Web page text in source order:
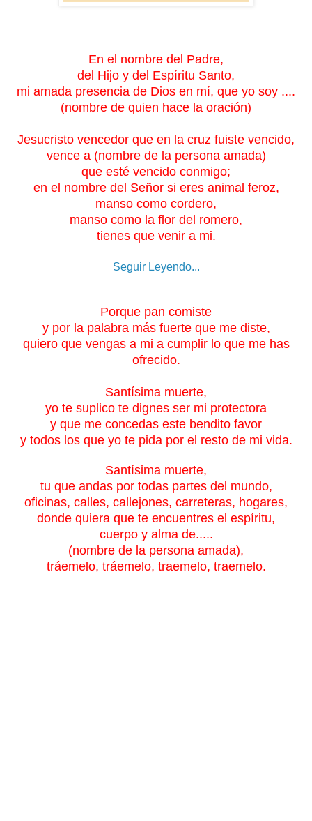
En el nombre del Padre,
del Hijo y del Espíritu Santo,
mi amada presencia de Dios en mí, que yo soy ....
(nombre de quien hace la oración)
Jesucristo vencedor que en la cruz fuiste vencido,
vence a (nombre de la persona amada)
que esté vencido conmigo;
en el nombre del Señor si eres animal feroz,
manso como cordero,
manso como la flor del romero,
tienes que venir a mi.
Seguir Leyendo...
Porque pan comiste
y por la palabra más fuerte que me diste,
quiero que vengas a mi a cumplir lo que me has
ofrecido.
Santísima muerte,
yo te suplico te dignes ser mi protectora
y que me concedas este bendito favor
y todos los que yo te pida por el resto de mi vida.
Santísima muerte,
tu que andas por todas partes del mundo,
oficinas, calles, callejones, carreteras, hogares,
donde quiera que te encuentres el espíritu,
cuerpo y alma de.....
(nombre de la persona amada),
tráemelo, tráemelo, traemelo, traemelo.